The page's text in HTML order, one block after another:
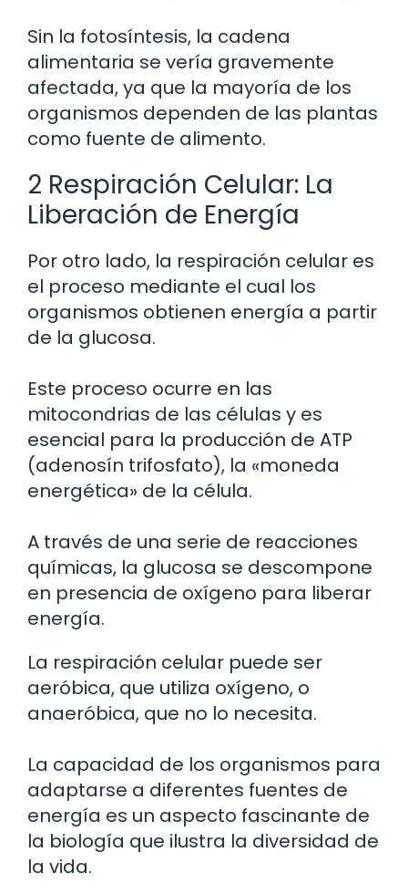
Sin la fotosíntesis, la cadena
alimentaria se vería gravemente
afectada, ya que la mayoría de los
organismos dependen de las plantas
como fuente de alimento.
2 Respiración Celular: La
Liberación de Energía
Por otro lado, la respiración celular es
el proceso mediante el cual los
organismos obtienen energía a partir
de la glucosa.
Este proceso ocurre en las
mitocondrias de las células y es
esencial para la producción de ATP
(adenosín trifosfato), la «moneda
energética» de la célula.
A través de una serie de reacciones
químicas, la glucosa se descompone
en presencia de oxígeno para liberar
energía.
La respiración celular puede ser
aeróbica, que utiliza oxígeno, o
anaeróbica, que no lo necesita.
La capacidad de los organismos para
adaptarse a diferentes fuentes de
energía es un aspecto fascinante de
la biología que ilustra la diversidad de
la vida.